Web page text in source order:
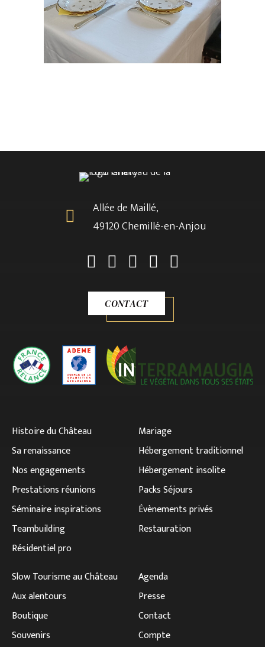
Allée de Maillé,
49120 Chemillé-en-Anjou
CONTACT
Histoire du Château
Sa renaissance
Nos engagements
Prestations réunions
Séminaire inspirations
Teambuilding
Résidentiel pro
Mariage
Hébergement traditionnel
Hébergement insolite
Packs Séjours
Évènements privés
Restauration
Slow Tourisme au Château
Aux alentours
Boutique
Souvenirs
Agenda
Presse
Contact
Compte